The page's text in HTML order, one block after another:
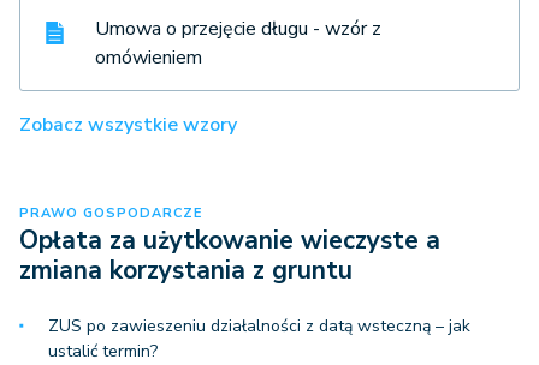
Umowa o przejęcie długu - wzór z
omówieniem
Zobacz wszystkie wzory
PRAWO GOSPODARCZE
Opłata za użytkowanie wieczyste a
zmiana korzystania z gruntu
ZUS po zawieszeniu działalności z datą wsteczną – jak
ustalić termin?